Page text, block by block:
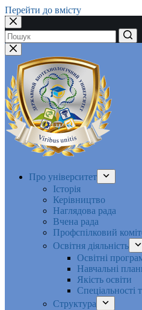
Перейти до вмісту
Немає
результатів
Про університет
Історія
Керівництво
Наглядова рада
Вчена рада
Профспілковий
Освітня діяльність
Освітні
Навчальні
Якість освіти
Спеціальності
Структура